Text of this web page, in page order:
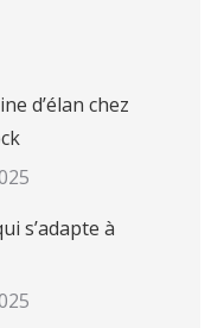
d’élan chez
s’adapte à